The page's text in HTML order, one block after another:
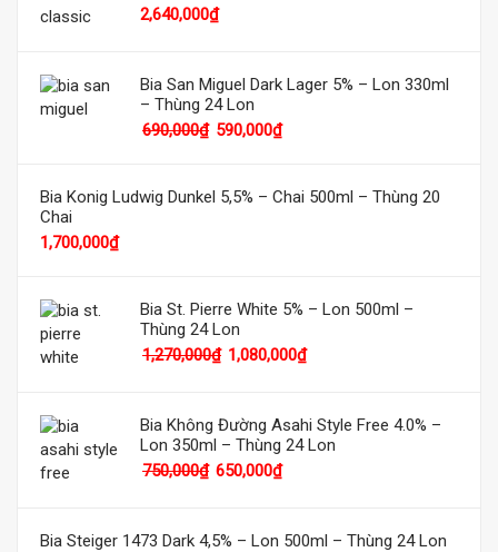
2,640,000₫
Bia San Miguel Dark Lager 5% – Lon 330ml
– Thùng 24 Lon
690,000₫ 590,000₫
Bia Konig Ludwig Dunkel 5,5% – Chai 500ml – Thùng 20
Chai
1,700,000₫
Bia St. Pierre White 5% – Lon 500ml –
Thùng 24 Lon
1,270,000₫ 1,080,000₫
Bia Không Đường Asahi Style Free 4.0% –
Lon 350ml – Thùng 24 Lon
750,000₫ 650,000₫
Bia Steiger 1473 Dark 4,5% – Lon 500ml – Thùng 24 Lon